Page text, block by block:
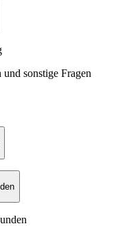
sonstige Fragen